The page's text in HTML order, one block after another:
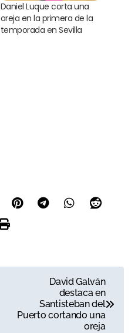
Daniel Luque corta una
oreja en la primera de la
temporada en Sevilla
David Galván
destaca en
Santisteban del
Puerto cortando una
oreja